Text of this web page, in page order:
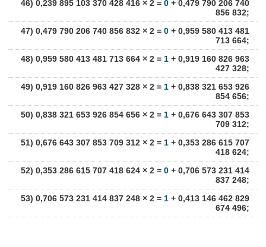
46) 0,239 895 103 370 428 416 × 2 = 0+ 0,479 790 206 740
856 832;
47) 0,479 790 206 740 856 832 × 2 = 0+ 0,959 580 413 481
713 664;
48) 0,959 580 413 481 713 664 × 2 = 1+ 0,919 160 826 963
427 328;
49) 0,919 160 826 963 427 328 × 2 = 1+ 0,838 321 653 926
854 656;
50) 0,838 321 653 926 854 656 × 2 = 1+ 0,676 643 307 853
709 312;
51) 0,676 643 307 853 709 312 × 2 = 1+ 0,353 286 615 707
418 624;
52) 0,353 286 615 707 418 624 × 2 = 0+ 0,706 573 231 414
837 248;
53) 0,706 573 231 414 837 248 × 2 = 1+ 0,413 146 462 829
674 496;